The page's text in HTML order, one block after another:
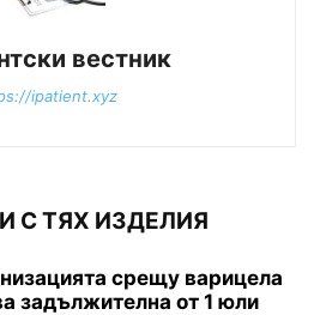
вестник
ipatient.xyz
С ТЯХ ИЗДЕЛИЯ
срещу варицела
задължителна от 1 юли